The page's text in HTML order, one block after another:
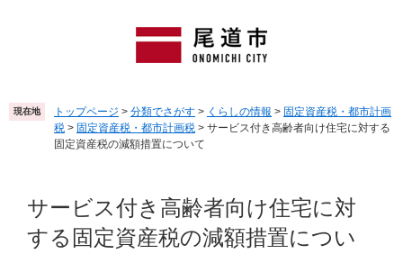
頭
で
飛
ば
現在地 トップページ > 分類でさがす > くらしの情報 > 固定資産税・都市計画
税 > 固定資産税・都市計画税 > サービス付き高齢者向け住宅に対する
固定資産税の減額措置について
サービス付き高齢者向け住宅に対
する固定資産税の減額措置につい